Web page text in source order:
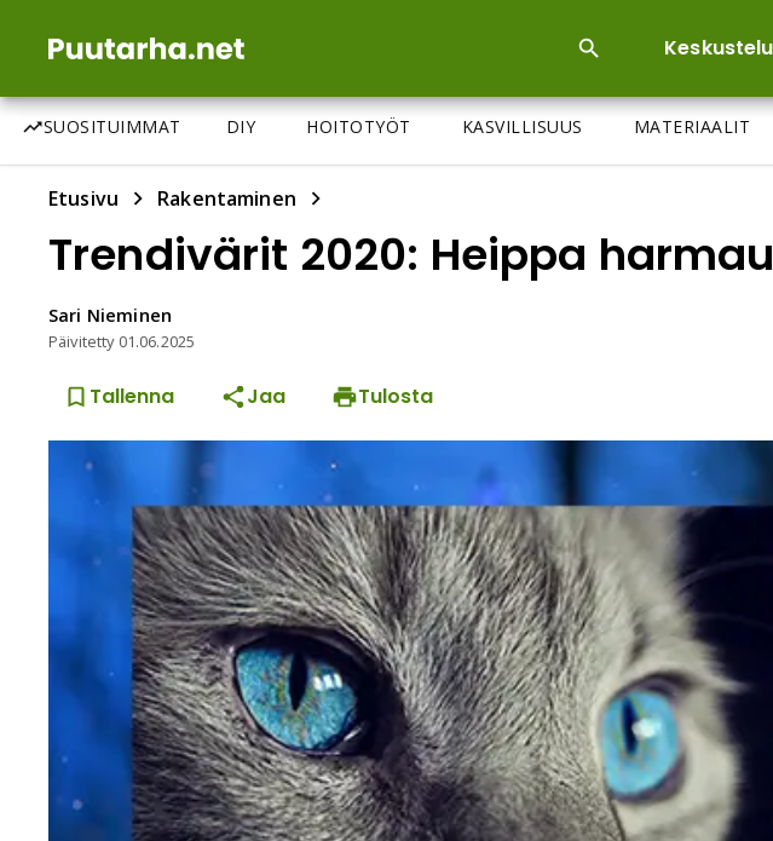
SUOSITUIMMAT DIY HOITOTYÖT KASVILLISUUS MATERIAALIT
Etusivu Rakentaminen
Trendivärit 2020: Heippa
Sari Nieminen
Päivitetty 01.06.2025
Tallenna Jaa Tulosta